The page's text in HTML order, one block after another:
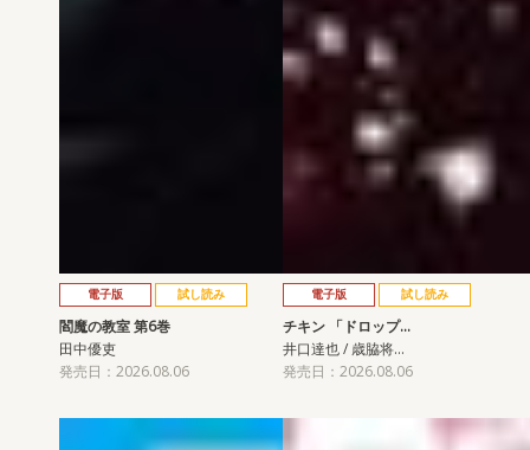
電子版 試し読み
閻魔の教室 第6巻
田中優吏
発売日：2026.08.06
電子版 試し読み
チキン 「ドロップ…
井口達也 / 歳脇将…
発売日：2026.08.06